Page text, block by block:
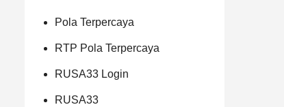
Pola Terpercaya
RTP Pola Terpercaya
RUSA33 Login
RUSA33